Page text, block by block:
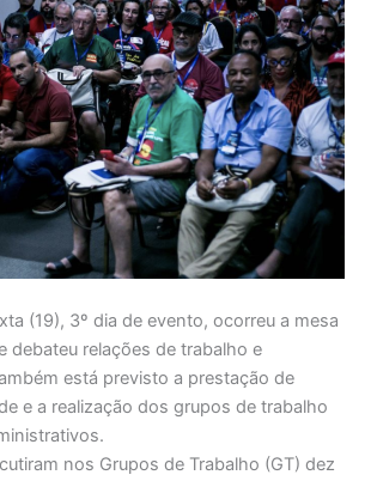
(19), 3º dia de evento, ocorreu a mesa
debateu relações de trabalho e
está previsto a prestação de
e a realização dos grupos de trabalho
nos Grupos de Trabalho (GT) dez